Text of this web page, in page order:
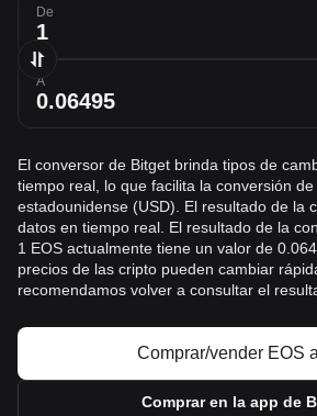
De
A
El conversor de Bitget brinda tipos de
tiempo real, lo que facilita la conversión
estadounidense (USD). El resultado de la
datos en tiempo real. El resultado de la
1 EOS actualmente tiene un valor de
precios de las cripto pueden cambiar
recomendamos volver a consultar el
Comprar/vender EOS
Comprar en la app de